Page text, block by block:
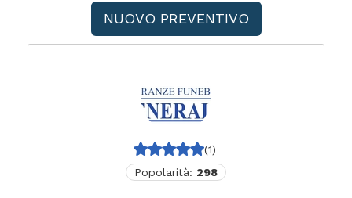
NUOVO PREVENTIVO
(1)
Popolarità: 298